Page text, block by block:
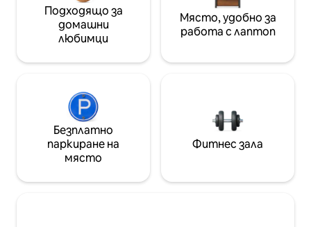
Подходящо за
домашни
любимци
Място, удобно за
работа с лаптоп
Безплатно
паркиране на
място
Фитнес зала